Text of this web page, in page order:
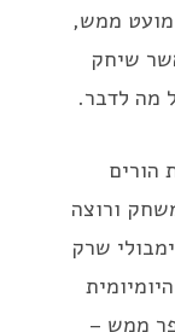
מועט ממש,
שיחק
מה לדבר.
הורים
ורוצה
שרק
ממש –